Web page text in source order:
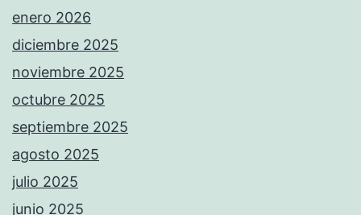
enero 2026
diciembre 2025
noviembre 2025
octubre 2025
septiembre 2025
agosto 2025
julio 2025
junio 2025